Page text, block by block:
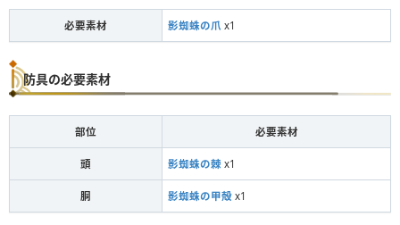
必要素材 影蜘蛛の爪 x1
防具の必要素材
部位 必要素材
頭 影蜘蛛の棘 x1
胴 影蜘蛛の甲殻 x1